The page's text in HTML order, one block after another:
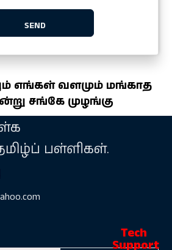
எங்கள் வளமும் மங்காத
சங்கே முழங்கு
பள்ளிகள்.